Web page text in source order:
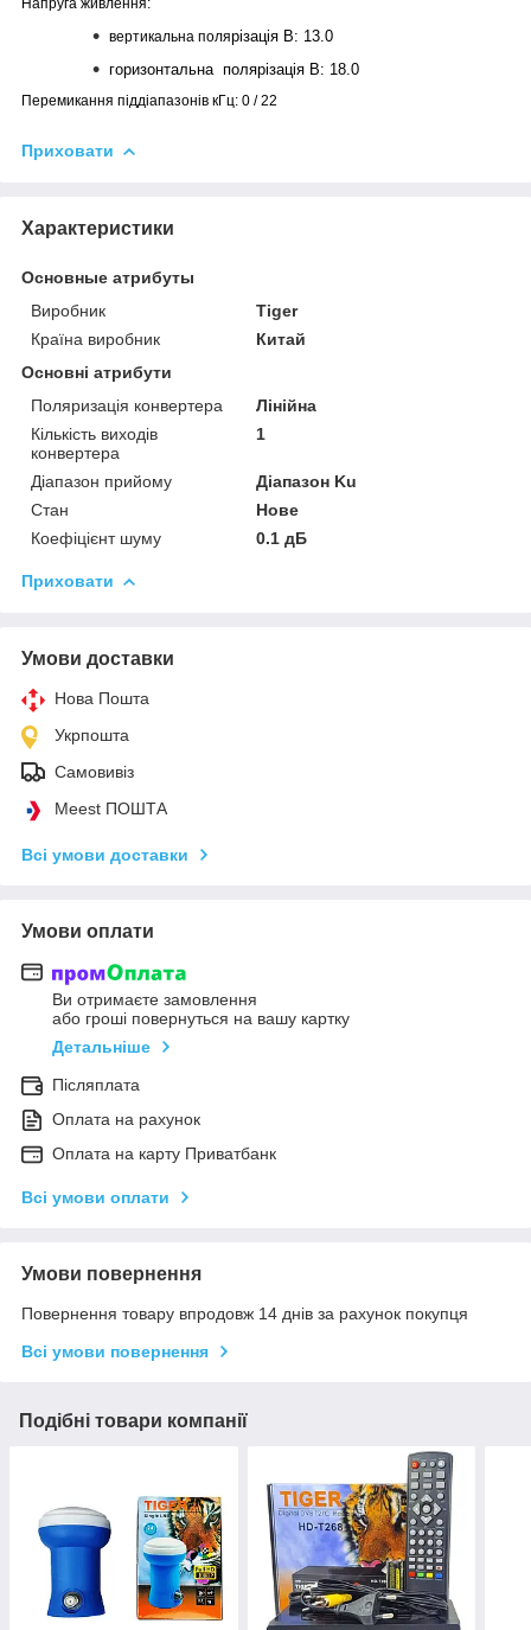
вертикальна полярізація В: 13.0
горизонтальна полярізація В: 18.0
Перемикання піддіапазонів кГц: 0 / 22
Приховати
Характеристики
Основные атрибуты
Виробник
Tiger
Країна виробник
Китай
Основні атрибути
Поляризація конвертера
Лінійна
Кількість виходів
конвертера
1
Діапазон прийому
Діапазон Ku
Стан
Нове
Коефіцієнт шуму
0.1 дБ
Приховати
Умови доставки
Нова Пошта
Укрпошта
Самовивіз
Meest ПОШТА
Всі умови доставки
Умови оплати
Ви отримаєте замовлення
або гроші повернуться на вашу картку
Детальніше
Післяплата
Оплата на рахунок
Оплата на карту Приватбанк
Всі умови оплати
Умови повернення
Повернення товару впродовж 14 днів за рахунок покупця
Всі умови повернення
Подібні товари компанії